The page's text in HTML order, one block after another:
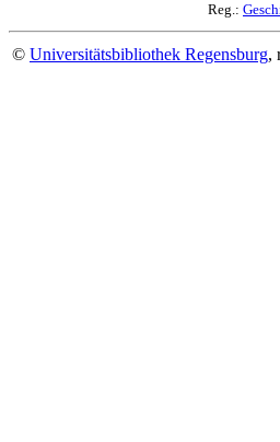
Reg.:
© Universitätsbibliothek Regensburg,